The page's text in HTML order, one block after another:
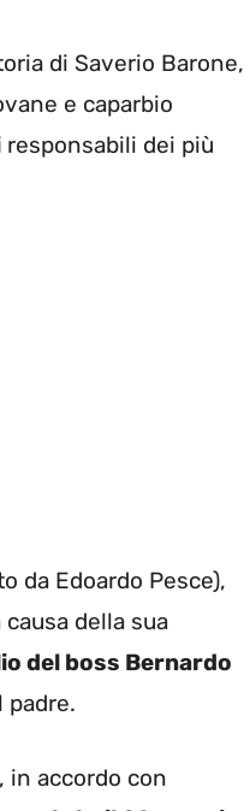
di Saverio Barone,
e caparbio
responsabili dei più
da Edoardo Pesce),
causa della sua
del boss Bernardo
padre.
in accordo con